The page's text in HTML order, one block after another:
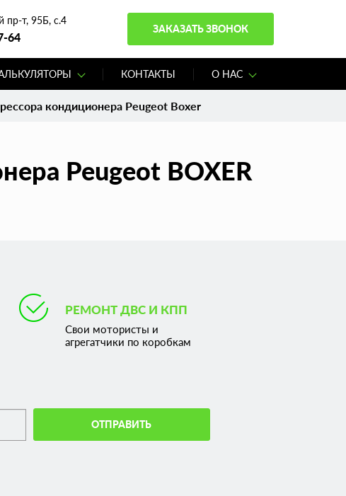
пр-т, 95Б, с.4
64
ЗАКАЗАТЬ ЗВОНОК
КОНТАКТЫ О НАС
кондиционера Peugeot Boxer
Peugeot BOXER
РЕМОНТ ДВС И КПП
Свои мотористы и
агрегатчики по коробкам
ОТПРАВИТЬ